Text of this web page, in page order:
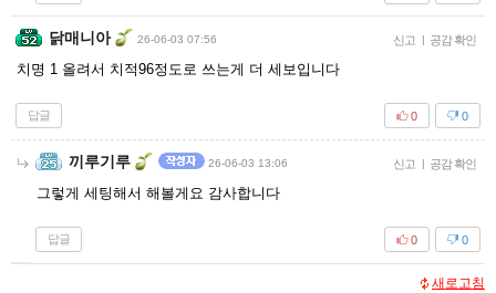
닭매니아 26-06-03 07:56 신고 | 공감 확인
치명 1 올려서 치적96정도로 쓰는게 더 세보입니다
답글 0
0
끼루기루 26-06-03 13:06 신고 | 공감 확인
그렇게 세팅해서 해볼게요 감사합니다
답글 0
0
새로고침